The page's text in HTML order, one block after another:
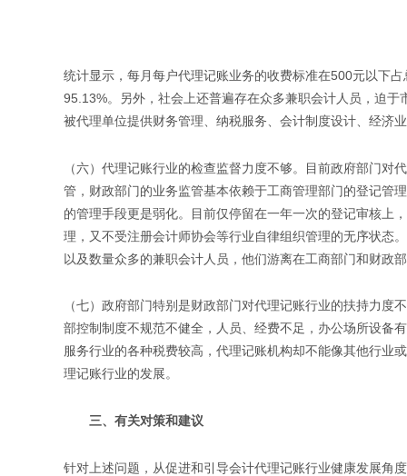
统计显示，每月每户代理记账业务的收费标准在500元以下
95.13%。另外，社会上还普遍存在众多兼职会计人员，迫
被代理单位提供财务管理、纳税服务、会计制度设计、经济
（六）代理记账行业的检查监督力度不够。目前政府部门
管，财政部门的业务监管基本依赖于工商管理部门的登记管
的管理手段更是弱化。目前仅停留在一年一次的登记审核上
理，又不受注册会计师协会等行业自律组织管理的无序状态
以及数量众多的兼职会计人员，他们游离在工商部门和财政
（七）政府部门特别是财政部门对代理记账行业的扶持力
部控制制度不规范不健全，人员、经费不足，办公场所设备
服务行业的各种税费较高，代理记账机构却不能像其他行业
理记账行业的发展。
三、有关对策和建议
针对上述问题，从促进和引导会计代理记账行业健康发展角